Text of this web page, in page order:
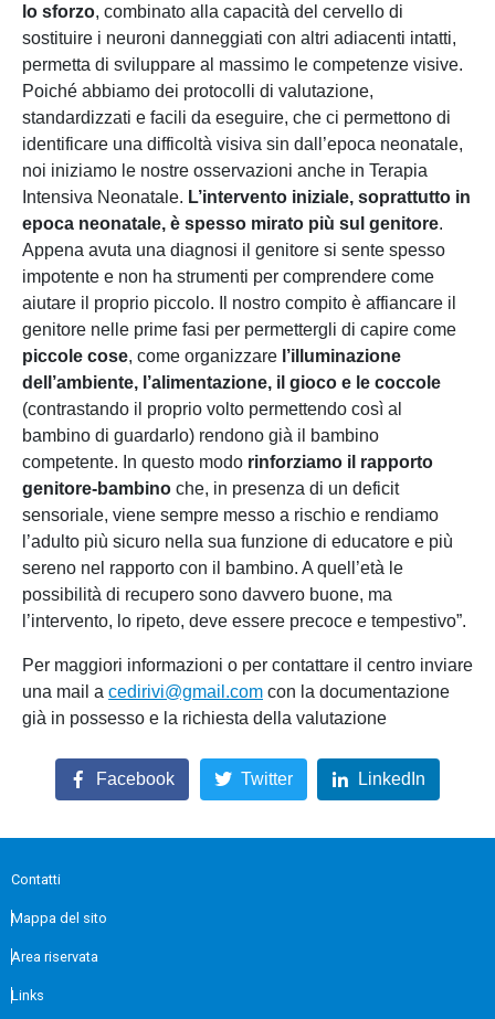
lo sforzo, combinato alla capacità del cervello di
sostituire i neuroni danneggiati con altri adiacenti intatti,
permetta di sviluppare al massimo le competenze visive.
Poiché abbiamo dei protocolli di valutazione,
standardizzati e facili da eseguire, che ci permettono di
identificare una difficoltà visiva sin dall’epoca neonatale,
noi iniziamo le nostre osservazioni anche in Terapia
Intensiva Neonatale. L’intervento iniziale, soprattutto in
epoca neonatale, è spesso mirato più sul genitore.
Appena avuta una diagnosi il genitore si sente spesso
impotente e non ha strumenti per comprendere come
aiutare il proprio piccolo. Il nostro compito è affiancare il
genitore nelle prime fasi per permettergli di capire come
piccole cose, come organizzare l’illuminazione
dell’ambiente, l’alimentazione, il gioco e le coccole
(contrastando il proprio volto permettendo così al
bambino di guardarlo) rendono già il bambino
competente. In questo modo rinforziamo il rapporto
genitore-bambino che, in presenza di un deficit
sensoriale, viene sempre messo a rischio e rendiamo
l’adulto più sicuro nella sua funzione di educatore e più
sereno nel rapporto con il bambino. A quell’età le
possibilità di recupero sono davvero buone, ma
l’intervento, lo ripeto, deve essere precoce e tempestivo”.
Per maggiori informazioni o per contattare il centro inviare
una mail a cedirivi@gmail.com con la documentazione
già in possesso e la richiesta della valutazione
Facebook Twitter LinkedIn
Contatti
Mappa del sito
Area riservata
Links